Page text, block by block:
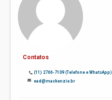
Contatos
(11) 2766-7109 (Telefone e WhatsApp)
ead@mackenzie.br